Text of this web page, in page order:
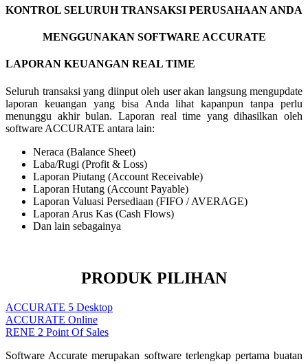
KONTROL SELURUH TRANSAKSI PERUSAHAAN ANDA
MENGGUNAKAN SOFTWARE ACCURATE
LAPORAN KEUANGAN REAL TIME
Seluruh transaksi yang diinput oleh user akan langsung mengupdate
laporan keuangan yang bisa Anda lihat kapanpun tanpa perlu
menunggu akhir bulan. Laporan real time yang dihasilkan oleh
software ACCURATE antara lain:
Neraca (Balance Sheet)
Laba/Rugi (Profit & Loss)
Laporan Piutang (Account Receivable)
Laporan Hutang (Account Payable)
Laporan Valuasi Persediaan (FIFO / AVERAGE)
Laporan Arus Kas (Cash Flows)
Dan lain sebagainya
PRODUK PILIHAN
ACCURATE 5 Desktop
ACCURATE Online
RENE 2 Point Of Sales
Software Accurate merupakan software terlengkap pertama buatan